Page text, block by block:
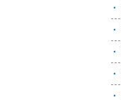




